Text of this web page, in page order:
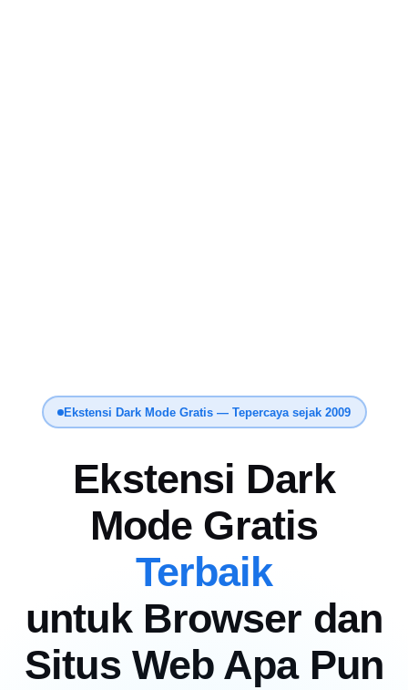
Ekstensi Dark Mode Gratis — Tepercaya sejak 2009
Ekstensi Dark
Mode Gratis
Terbaik
untuk Browser dan
Situs Web Apa Pun